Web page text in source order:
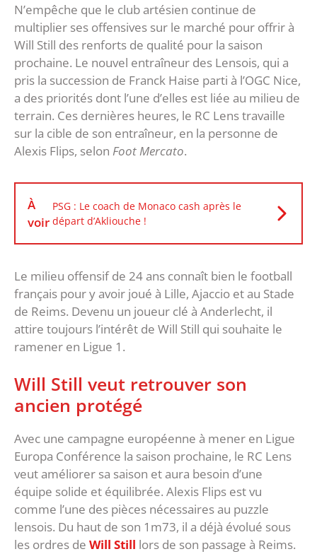
N’empêche que le club artésien continue de
multiplier ses offensives sur le marché pour offrir à
Will Still des renforts de qualité pour la saison
prochaine. Le nouvel entraîneur des Lensois, qui a
pris la succession de Franck Haise parti à l’OGC Nice,
a des priorités dont l’une d’elles est liée au milieu de
terrain. Ces dernières heures, le RC Lens travaille
sur la cible de son entraîneur, en la personne de
Alexis Flips, selon Foot Mercato.
À
voir
PSG : Le coach de Monaco cash après le
départ d’Akliouche !
Le milieu offensif de 24 ans connaît bien le football
français pour y avoir joué à Lille, Ajaccio et au Stade
de Reims. Devenu un joueur clé à Anderlecht, il
attire toujours l’intérêt de Will Still qui souhaite le
ramener en Ligue 1.
Will Still veut retrouver son
ancien protégé
Avec une campagne européenne à mener en Ligue
Europa Conférence la saison prochaine, le RC Lens
veut améliorer sa saison et aura besoin d’une
équipe solide et équilibrée. Alexis Flips est vu
comme l’une des pièces nécessaires au puzzle
lensois. Du haut de son 1m73, il a déjà évolué sous
les ordres de Will Still lors de son passage à Reims.